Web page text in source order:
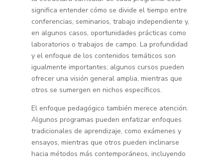
significa entender cómo se divide el tiempo entre
conferencias, seminarios, trabajo independiente y,
en algunos casos, oportunidades prácticas como
laboratorios o trabajos de campo. La profundidad
y el enfoque de los contenidos temáticos son
igualmente importantes; algunos cursos pueden
ofrecer una visión general amplia, mientras que
otros se sumergen en nichos específicos.
El enfoque pedagógico también merece atención.
Algunos programas pueden enfatizar enfoques
tradicionales de aprendizaje, como exámenes y
ensayos, mientras que otros pueden inclinarse
hacia métodos más contemporáneos, incluyendo